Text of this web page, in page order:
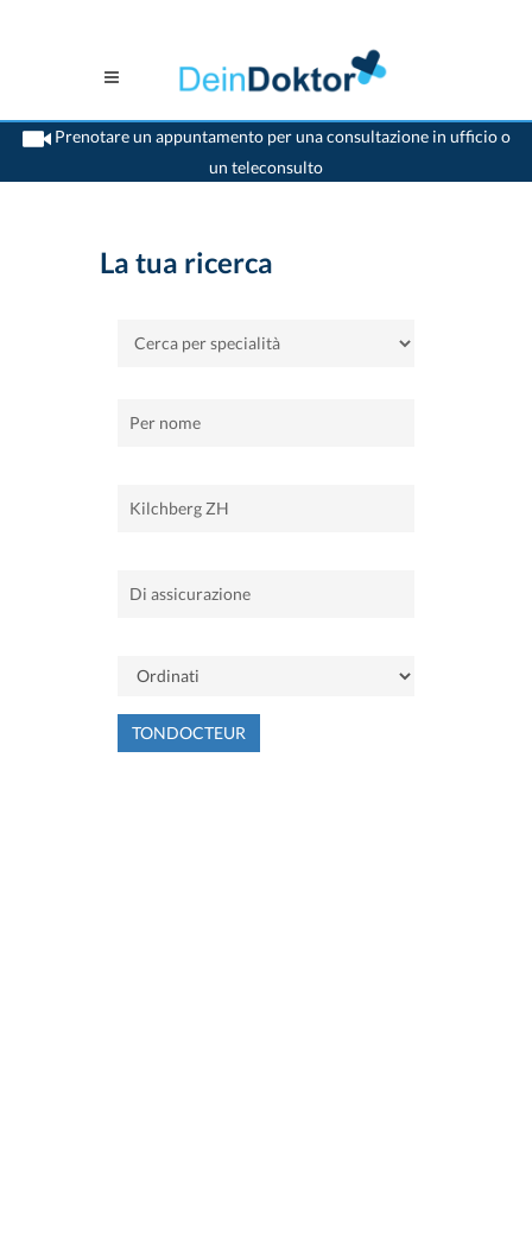
Prenotare un appuntamento per una consultazione in ufficio o
un teleconsulto
>Casa>Kilchberg ZH
La tua ricerca
TONDOCTEUR